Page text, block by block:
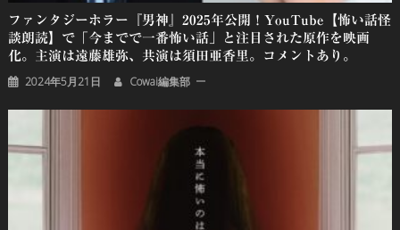
ファンタジーホラー『男神』2025年公開！YouTube【怖い話怪
談朗読】で「今までで一番怖い話」と注目された原作を映画
化。主演は遠藤雄弥、共演は須田亜香里。コメントあり。
2024年5月21日 Cowai編集部